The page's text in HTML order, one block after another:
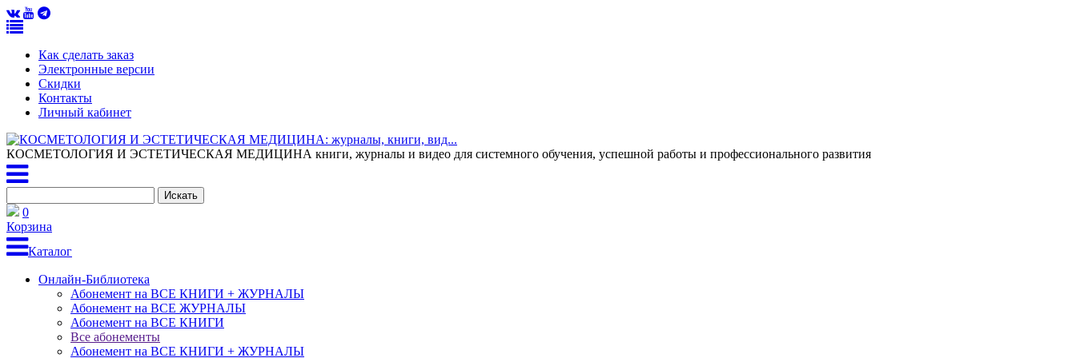
Как сделать заказ
Электронные версии
Скидки
Контакты
Личный кабинет
КОСМЕТОЛОГИЯ И ЭСТЕТИЧЕСКАЯ МЕДИЦИНА книги, журналы и видео для системного обучения, успешной работы и профессионального развития
0
Корзина
Каталог
Онлайн-Библиотека
Абонемент на ВСЕ КНИГИ + ЖУРНАЛЫ
Абонемент на ВСЕ ЖУРНАЛЫ
Абонемент на ВСЕ КНИГИ
Все абонементы
Абонемент на ВСЕ КНИГИ + ЖУРНАЛЫ